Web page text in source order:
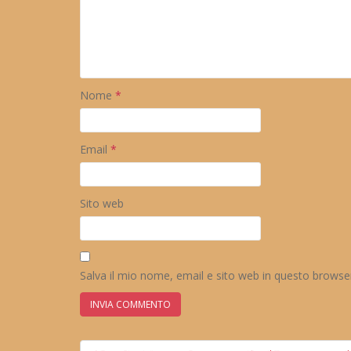
Nome *
Email *
Sito web
Salva il mio nome, email e sito web in questo